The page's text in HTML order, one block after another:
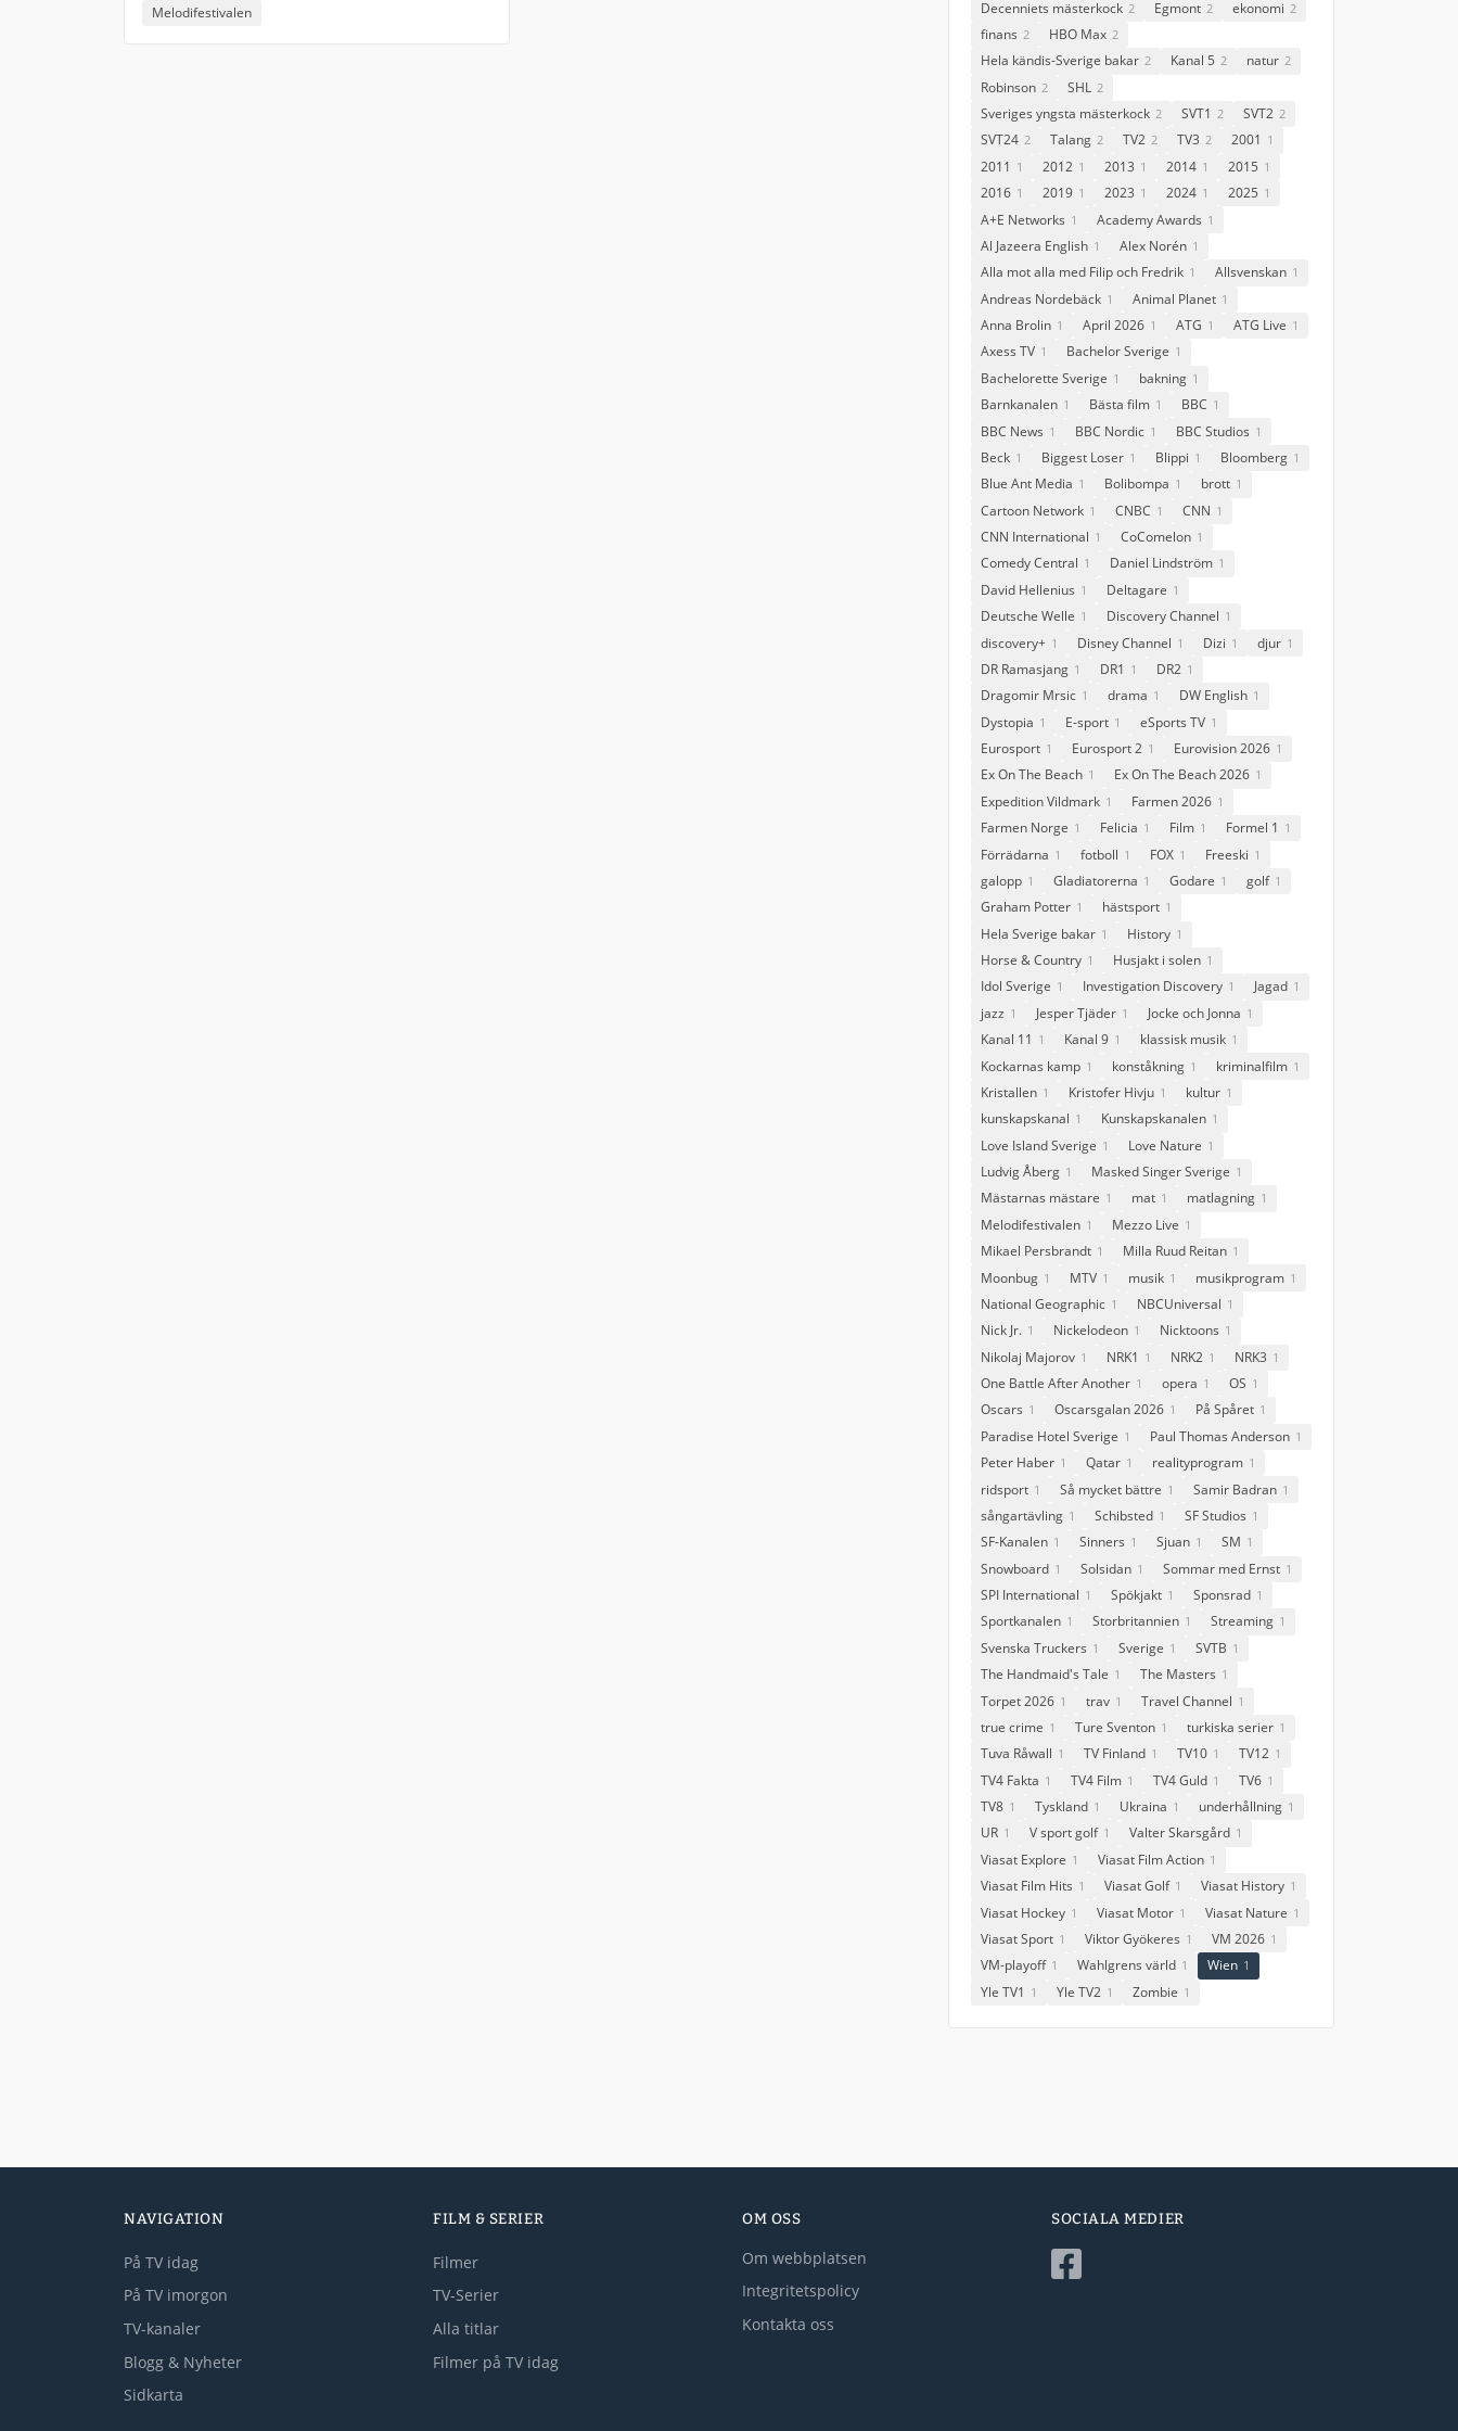
Melodifestivalen Decenniets mästerkock 2 Egmont 2 ekonomi 2
finans 2 HBO Max 2
Hela kändis-Sverige bakar 2 Kanal 5 2 natur 2
Robinson 2 SHL 2
Sveriges yngsta mästerkock 2 SVT1 2 SVT2 2
SVT24 2 Talang 2 TV2 2 TV3 2 2001 1
2011 1 2012 1 2013 1 2014 1 2015 1
2016 1 2019 1 2023 1 2024 1 2025 1
A+E Networks 1 Academy Awards 1
Al Jazeera English 1 Alex Norén 1
Alla mot alla med Filip och Fredrik 1 Allsvenskan 1
Andreas Nordebäck 1 Animal Planet 1
Anna Brolin 1 April 2026 1 ATG 1 ATG Live 1
Axess TV 1 Bachelor Sverige 1
Bachelorette Sverige 1 bakning 1
Barnkanalen 1 Bästa film 1 BBC 1
BBC News 1 BBC Nordic 1 BBC Studios 1
Beck 1 Biggest Loser 1 Blippi 1 Bloomberg 1
Blue Ant Media 1 Bolibompa 1 brott 1
Cartoon Network 1 CNBC 1 CNN 1
CNN International 1 CoComelon 1
Comedy Central 1 Daniel Lindström 1
David Hellenius 1 Deltagare 1
Deutsche Welle 1 Discovery Channel 1
discovery+ 1 Disney Channel 1 Dizi 1 djur 1
DR Ramasjang 1 DR1 1 DR2 1
Dragomir Mrsic 1 drama 1 DW English 1
Dystopia 1 E-sport 1 eSports TV 1
Eurosport 1 Eurosport 2 1 Eurovision 2026 1
Ex On The Beach 1 Ex On The Beach 2026 1
Expedition Vildmark 1 Farmen 2026 1
Farmen Norge 1 Felicia 1 Film 1 Formel 1 1
Förrädarna 1 fotboll 1 FOX 1 Freeski 1
galopp 1 Gladiatorerna 1 Godare 1 golf 1
Graham Potter 1 hästsport 1
Hela Sverige bakar 1 History 1
Horse & Country 1 Husjakt i solen 1
Idol Sverige 1 Investigation Discovery 1 Jagad 1
jazz 1 Jesper Tjäder 1 Jocke och Jonna 1
Kanal 11 1 Kanal 9 1 klassisk musik 1
Kockarnas kamp 1 konståkning 1 kriminalfilm 1
Kristallen 1 Kristofer Hivju 1 kultur 1
kunskapskanal 1 Kunskapskanalen 1
Love Island Sverige 1 Love Nature 1
Ludvig Åberg 1 Masked Singer Sverige 1
Mästarnas mästare 1 mat 1 matlagning 1
Melodifestivalen 1 Mezzo Live 1
Mikael Persbrandt 1 Milla Ruud Reitan 1
Moonbug 1 MTV 1 musik 1 musikprogram 1
National Geographic 1 NBCUniversal 1
Nick Jr. 1 Nickelodeon 1 Nicktoons 1
Nikolaj Majorov 1 NRK1 1 NRK2 1 NRK3 1
One Battle After Another 1 opera 1 OS 1
Oscars 1 Oscarsgalan 2026 1 På Spåret 1
Paradise Hotel Sverige 1 Paul Thomas Anderson 1
Peter Haber 1 Qatar 1 realityprogram 1
ridsport 1 Så mycket bättre 1 Samir Badran 1
sångartävling 1 Schibsted 1 SF Studios 1
SF-Kanalen 1 Sinners 1 Sjuan 1 SM 1
Snowboard 1 Solsidan 1 Sommar med Ernst 1
SPI International 1 Spökjakt 1 Sponsrad 1
Sportkanalen 1 Storbritannien 1 Streaming 1
Svenska Truckers 1 Sverige 1 SVTB 1
The Handmaid's Tale 1 The Masters 1
Torpet 2026 1 trav 1 Travel Channel 1
true crime 1 Ture Sventon 1 turkiska serier 1
Tuva Råwall 1 TV Finland 1 TV10 1 TV12 1
TV4 Fakta 1 TV4 Film 1 TV4 Guld 1 TV6 1
TV8 1 Tyskland 1 Ukraina 1 underhållning 1
UR 1 V sport golf 1 Valter Skarsgård 1
Viasat Explore 1 Viasat Film Action 1
Viasat Film Hits 1 Viasat Golf 1 Viasat History 1
Viasat Hockey 1 Viasat Motor 1 Viasat Nature 1
Viasat Sport 1 Viktor Gyökeres 1 VM 2026 1
VM-playoff 1 Wahlgrens värld 1 Wien 1
Yle TV1 1 Yle TV2 1 Zombie 1
NAVIGATION
På TV idag
På TV imorgon
TV-kanaler
Blogg & Nyheter
Sidkarta
FILM & SERIER
Filmer
TV-Serier
Alla titlar
Filmer på TV idag
OM OSS
Om webbplatsen
Integritetspolicy
Kontakta oss
SOCIALA MEDIER